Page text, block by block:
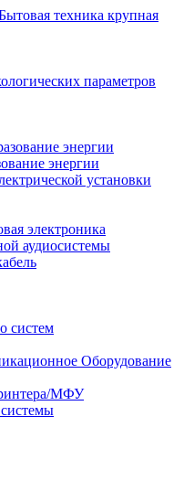
техника крупная
параметров
энергии
установки
электроника
аудиосистемы
систем
Оборудование
МФУ